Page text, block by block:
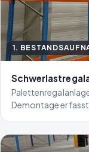
1.
Demontage erfasst